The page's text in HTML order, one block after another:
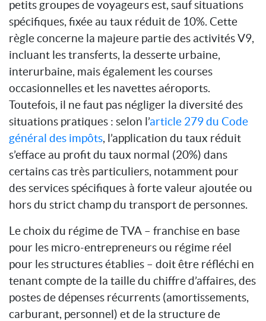
petits groupes de voyageurs est, sauf situations
spécifiques, fixée au taux réduit de 10%. Cette
règle concerne la majeure partie des activités V9,
incluant les transferts, la desserte urbaine,
interurbaine, mais également les courses
occasionnelles et les navettes aéroports.
Toutefois, il ne faut pas négliger la diversité des
situations pratiques : selon l’article 279 du Code
général des impôts, l’application du taux réduit
s’efface au profit du taux normal (20%) dans
certains cas très particuliers, notamment pour
des services spécifiques à forte valeur ajoutée ou
hors du strict champ du transport de personnes.
Le choix du régime de TVA – franchise en base
pour les micro-entrepreneurs ou régime réel
pour les structures établies – doit être réfléchi en
tenant compte de la taille du chiffre d’affaires, des
postes de dépenses récurrents (amortissements,
carburant, personnel) et de la structure de